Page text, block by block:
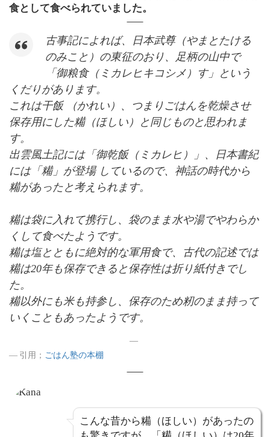
食として食べられていました。
古事記によれば、日本武尊（やまとたける
のみこと）の東征のおり、足柄の山中で
「御粮食（ミカレヒキコシメ）す」という
くだりがあります。
これは干飯 （かれい）、つまりごはんを乾燥させ
保存用にした糒（ほしい）と同じものと思われま
す。
出雲風土記には「御乾飯（ミカレヒ）」、日本書紀
には「糒」が登場 しているので、神話の時代から
糒があったと考えられます。
糒は袋に入れて携行し、袋のまま水や湯でやわらか
くして食べたようです。
糒は塩とともに絶対的な軍用食で、古代の記述では
糒は20年も保存できると保存性は折り紙付きでし
た。
糒以外にも米も持参し、保存のため籾のまま持って
いくこともあったようです。
引用； ごはん塾の本棚
こんな昔から糒（ほしい）があったの